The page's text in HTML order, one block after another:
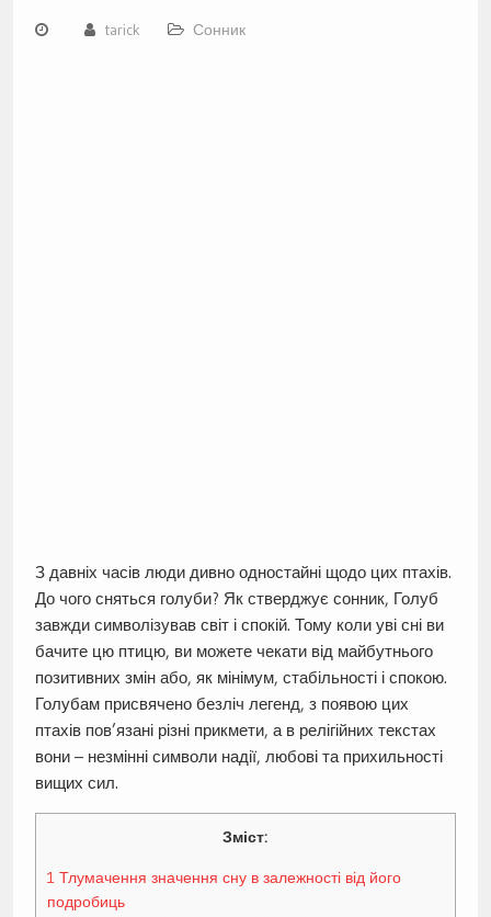
tarick Сонник
З давніх часів люди дивно одностайні щодо цих птахів.
До чого сняться голуби? Як стверджує сонник, Голуб
завжди символізував світ і спокій. Тому коли уві сні ви
бачите цю птицю, ви можете чекати від майбутнього
позитивних змін або, як мінімум, стабільності і спокою.
Голубам присвячено безліч легенд, з появою цих
птахів пов’язані різні прикмети, а в релігійних текстах
вони – незмінні символи надії, любові та прихильності
вищих сил.
Зміст:
1 Тлумачення значення сну в залежності від його
подробиць